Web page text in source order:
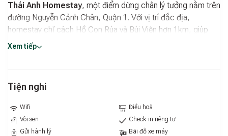
Thái Anh Homestay, một điểm dừng chân lý tưởng nằm trên
đường Nguyễn Cảnh Chân, Quận 1. Với vị trí đắc địa,
homestay chỉ cách Hồ Con Rùa và Bùi Viện hơn 1km, giúp
bạn dễ dàng khám phá nhịp sống sôi động của Sài Gòn.
Tiện nghi:
và sạch sẽ.
Giải trí:
Thư giãn và tận hưởng những bộ phim yêu thích
máy chiếu và Netflix miễn phí
Xem tiếp
Tiện nghi
Wifi
Điều hoà
Vòi sen
Check-in riêng tư
Gửi hành lý
Bãi đỗ xe máy